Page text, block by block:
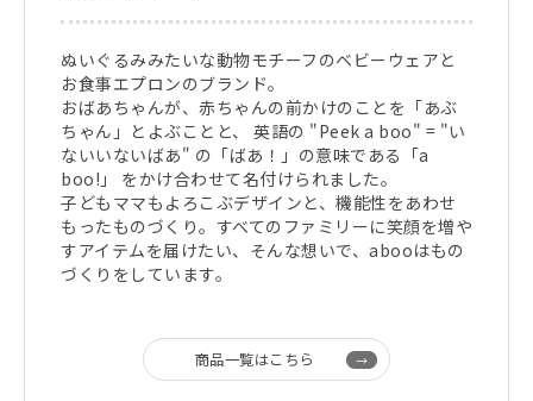
ぬいぐるみみたいな動物モチーフのベビーウェアと
お食事エプロンのブランド。
おばあちゃんが、赤ちゃんの前かけのことを「あぶ
ちゃん」とよぶことと、 英語の "Peek a boo" = "い
ないいないばあ" の「ばあ！」の意味である「a
boo!」 をかけ合わせて名付けられました。
子どもママもよろこぶデザインと、機能性をあわせ
もったものづくり。すべてのファミリーに笑顔を増や
すアイテムを届けたい、そんな想いで、abooはもの
づくりをしています。
商品一覧はこちら